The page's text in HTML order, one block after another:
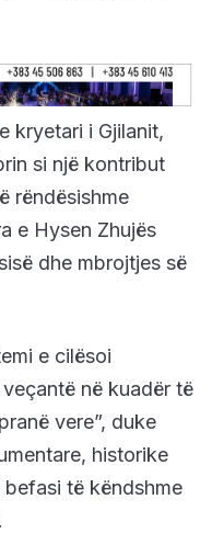
kryetari i Gjilanit,
si një kontribut
rëndësishme
e Hysen Zhujës
dhe mbrojtjes së
e cilësoi
në kuadër të
vere”, duke
historike
të këndshme